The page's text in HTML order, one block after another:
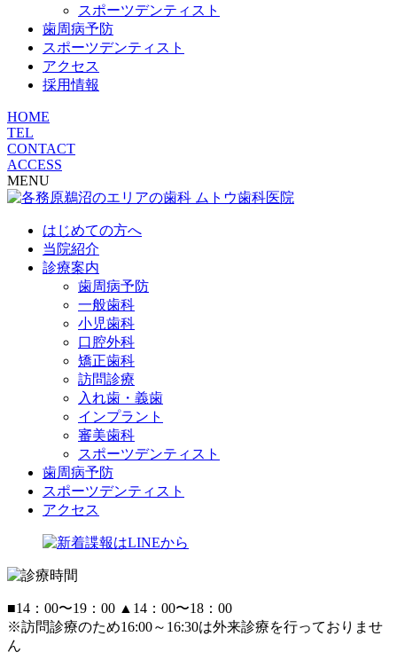
スポーツデンティスト
歯周病予防
スポーツデンティスト
アクセス
採用情報
HOME
TEL
CONTACT
ACCESS
MENU
はじめての方へ
当院紹介
診療案内
歯周病予防
一般歯科
小児歯科
口腔外科
矯正歯科
訪問診療
入れ歯・義歯
インプラント
審美歯科
スポーツデンティスト
歯周病予防
スポーツデンティスト
アクセス
■14：00〜19：00 ▲ 14：00〜18：00
※訪問診療のため16:00～16:30は外来診療を行っておりませ
ん